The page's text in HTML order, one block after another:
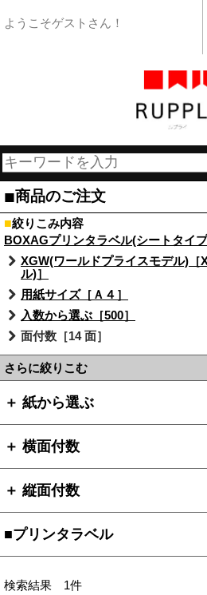
ようこそゲストさん！
■商品のご注文
■絞りこみ内容
BOXAGプリンタラベル(シートタイ
XGW(ワールドプライスモデル)［
ル)］
用紙サイズ［Ａ４］
入数から選ぶ［500］
面付数［14 面］
さらに絞りこむ
＋ 紙から選ぶ
＋ 横面付数
＋ 縦面付数
■プリンタラベル
検索結果 1件